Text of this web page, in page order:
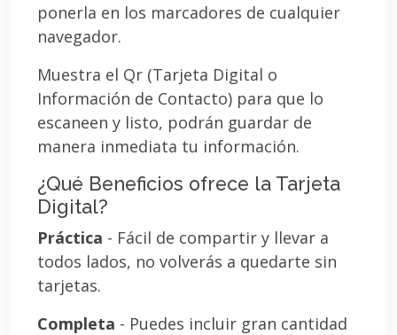
ponerla en los marcadores de cualquier
navegador.
Muestra el Qr (Tarjeta Digital o
Información de Contacto) para que lo
escaneen y listo, podrán guardar de
manera inmediata tu información.
¿Qué Beneficios ofrece la Tarjeta
Digital?
Práctica - Fácil de compartir y llevar a
todos lados, no volverás a quedarte sin
tarjetas.
Completa - Puedes incluir gran cantidad